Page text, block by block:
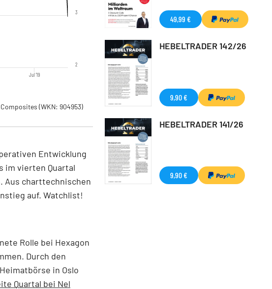
Jul '19
2
3
(WKN: 904953)
Entwicklung
im vierten Quartal
Aus charttechnischen
auf. Watchlist!
Rolle bei Hexagon
Durch den
in Oslo
Quartal bei Nel
49,99 €
HEBELTRADER 142/26
9,90 €
HEBELTRADER 141/26
9,90 €